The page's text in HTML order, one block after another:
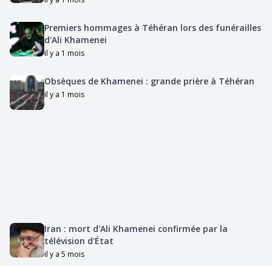
Premiers hommages à Téhéran lors des funérailles
d'Ali Khamenei
il y a 1 mois
Obsèques de Khamenei : grande prière à Téhéran
il y a 1 mois
Iran : mort d'Ali Khamenei confirmée par la
télévision d'État
il y a 5 mois